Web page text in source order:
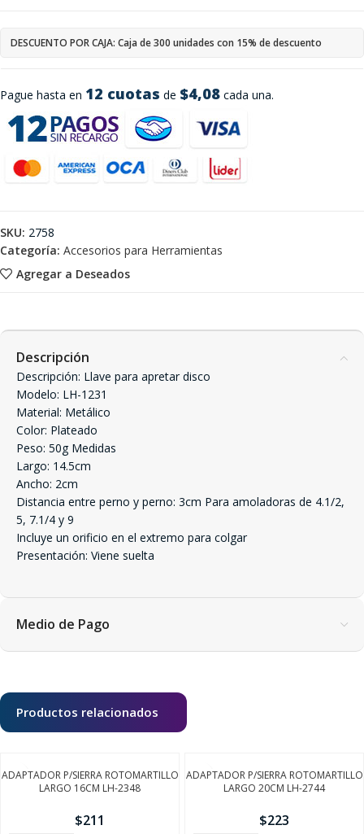
Pague hasta en 12 cuotas de $4,08 cada una.
DESCUENTO POR CAJA: Caja de 300 unidades con 15% de descuento
Agregar a Deseados
SKU: 2758
Categoría: Accesorios para Herramientas
Descripción
Descripción: Llave para apretar disco
Modelo: LH-1231
Material: Metálico
Color: Plateado
Peso: 50g Medidas
Largo: 14.5cm
Ancho: 2cm
Distancia entre perno y perno: 3cm Para amoladoras de 4.1/2,
5, 7.1/4 y 9
Incluye un orificio en el extremo para colgar
Presentación: Viene suelta
Medio de Pago
Productos relacionados
ADAPTADOR P/SIERRA ROTOMARTILLO
LARGO 16CM LH-2348
$211
ADAPTADOR P/SIERRA ROTOMARTILLO
LARGO 20CM LH-2744
$223